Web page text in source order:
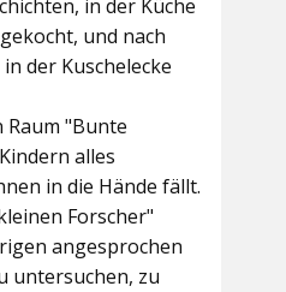
in der Küche
und nach
der Kuschelecke
"Bunte
alles
in die Hände fällt.
Forscher"
angesprochen
untersuchen, zu